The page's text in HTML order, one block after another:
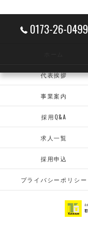
0173-26-0499
代表挨拶
事業案内
採用Q&A
求人一覧
採用申込
プライバシーポリシー